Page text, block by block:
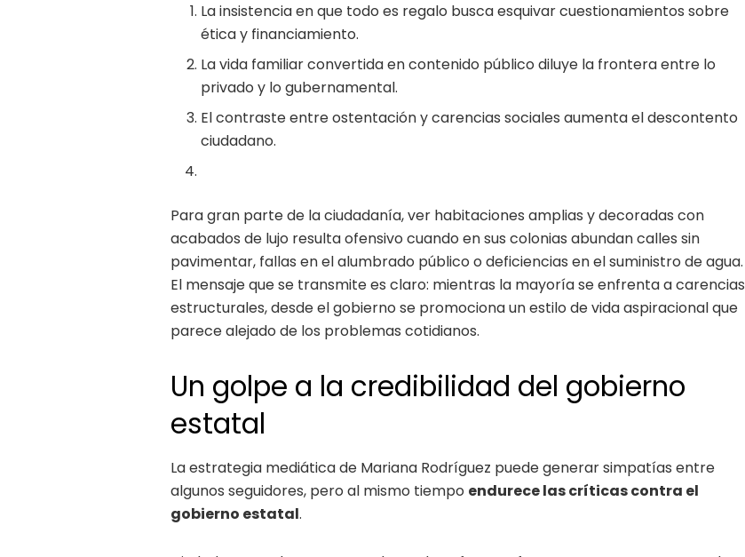
La insistencia en que todo es regalo busca esquivar cuestionamientos sobre
ética y financiamiento.
La vida familiar convertida en contenido público diluye la frontera entre lo
privado y lo gubernamental.
El contraste entre ostentación y carencias sociales aumenta el descontento
ciudadano.
Para gran parte de la ciudadanía, ver habitaciones amplias y decoradas con
acabados de lujo resulta ofensivo cuando en sus colonias abundan calles sin
pavimentar, fallas en el alumbrado público o deficiencias en el suministro de agua.
El mensaje que se transmite es claro: mientras la mayoría se enfrenta a carencias
estructurales, desde el gobierno se promociona un estilo de vida aspiracional que
parece alejado de los problemas cotidianos.
Un golpe a la credibilidad del gobierno
estatal
La estrategia mediática de Mariana Rodríguez puede generar simpatías entre
algunos seguidores, pero al mismo tiempo endurece las críticas contra el
gobierno estatal.